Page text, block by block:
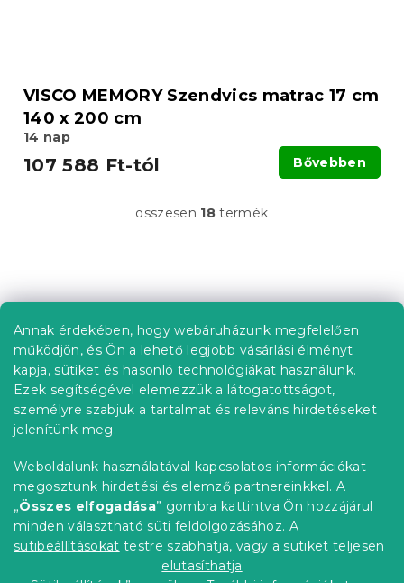
Annak érdekében, hogy webáruházunk megfelelően
működjön, és Ön a lehető legjobb vásárlási élményt
kapja, sütiket és hasonló technológiákat használunk.
Ezek segítségével elemezzük a látogatottságot,
személyre szabjuk a tartalmat és releváns hirdetéseket
jelenítünk meg.
Weboldalunk használatával kapcsolatos információkat
megosztunk hirdetési és elemző partnereinkkel. A
„Összes elfogadása” gombra kattintva Ön hozzájárul
minden választható süti feldolgozásához. A
sütibeállításokat testre szabhatja, vagy a sütiket teljesen
elutasíthatja
VISCO MEMORY Szendvics matrac 17 cm
140 x 200 cm
14 nap
107 588 Ft-tól Bővebben
L
i
r
á
n
y
í
t
e
l
e
m
e
i
összesen 18 termék
á
Információ az Ön számára
Rendelés követése
Szállítási lehetőségek
Fizetési lehetőségek
Reklamáció és áruvisszaküldés
Elérhetőség
Általános szerződési feltételek
Adatvédelmi nyilatkozat
Blog
Partnereinknek